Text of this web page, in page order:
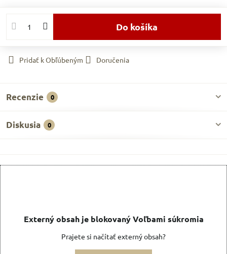
Do košíka
Pridať k Obľúbeným Doručenia
Recenzie 0
Diskusia 0
Externý obsah je blokovaný Voľbami súkromia
Prajete si načítať externý obsah?